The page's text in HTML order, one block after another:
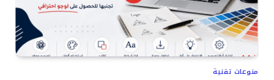
منوعات تقنية